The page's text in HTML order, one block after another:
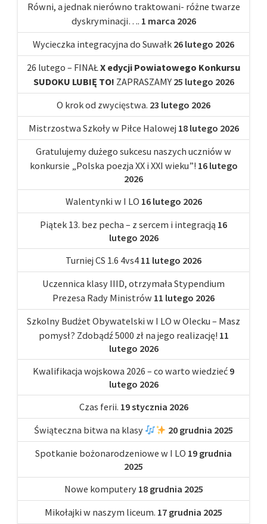
Równi, a jednak nierówno traktowani- różne twarze
dyskryminacji…. 1 marca 2026
Wycieczka integracyjna do Suwałk 26 lutego 2026
26 lutego – FINAŁX edycji Powiatowego Konkursu
SUDOKU LUBIĘ TO! ZAPRASZAMY 25 lutego 2026
O krok od zwycięstwa. 23 lutego 2026
Mistrzostwa Szkoły w Piłce Halowej 18 lutego 2026
Gratulujemy dużego sukcesu naszych uczniów w
konkursie „Polska poezja XX i XXI wieku”! 16 lutego
2026
Walentynki w I LO 16 lutego 2026
Piątek 13. bez pecha – z sercem i integracją 16
lutego 2026
Turniej CS 1.6 4vs4 11 lutego 2026
Uczennica klasy IIID, otrzymała Stypendium
Prezesa Rady Ministrów 11 lutego 2026
Szkolny Budżet Obywatelski w I LO w Olecku – Masz
pomysł? Zdobądź 5000 zł na jego realizację! 11
lutego 2026
Kwalifikacja wojskowa 2026 – co warto wiedzieć 9
lutego 2026
Czas ferii. 19 stycznia 2026
Świąteczna bitwa na klasy
20 grudnia 2025
Spotkanie bożonarodzeniowe w I LO 19 grudnia
2025
Nowe komputery 18 grudnia 2025
Mikołajki w naszym liceum. 17 grudnia 2025